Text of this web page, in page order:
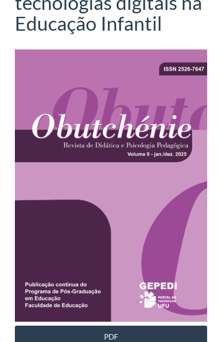
Educação Infantil
artigos
PDF